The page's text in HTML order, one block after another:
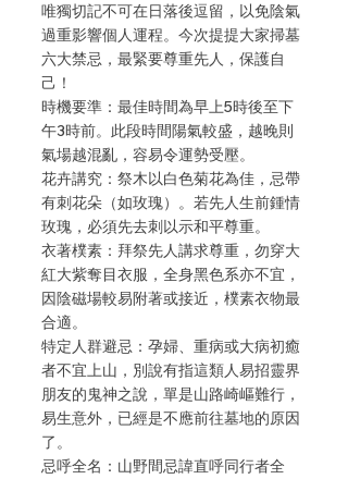
唯獨切記不可在日落後逗留，以免陰氣
過重影響個人運程。今次提提大家掃墓
六大禁忌，最緊要尊重先人，保護自
己！
時機要準：最佳時間為早上5時後至下
午3時前。此段時間陽氣較盛，越晚則
氣場越混亂，容易令運勢受壓。
花卉講究：祭木以白色菊花為佳，忌帶
有刺花朵（如玫瑰）。若先人生前鍾情
玫瑰，必須先去刺以示和平尊重。
衣著樸素：拜祭先人講求尊重，勿穿大
紅大紫奪目衣服，全身黑色系亦不宜，
因陰磁場較易附著或接近，樸素衣物最
合適。
特定人群避忌：孕婦、重病或大病初癒
者不宜上山，別說有指這類人易招靈界
朋友的鬼神之說，單是山路崎嶇難行，
易生意外，已經是不應前往墓地的原因
了。
忌呼全名：山野間忌諱直呼同行者全